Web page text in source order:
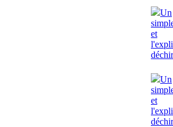
Un
et
Un
et